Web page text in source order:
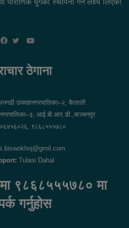
पौराणिक युगको स्थापना गर्ने लक्ष्य लिएको
YouTube
ठेगाना
उपमहानगरपालिका–२, कैलाली
नगरपालिका–३, आई.बी.आर.डी.,कञ्चनपुर
९८६८५५५७८०
Tulasi Dahal
९८६८५५५७८० मा
गर्नुहोस